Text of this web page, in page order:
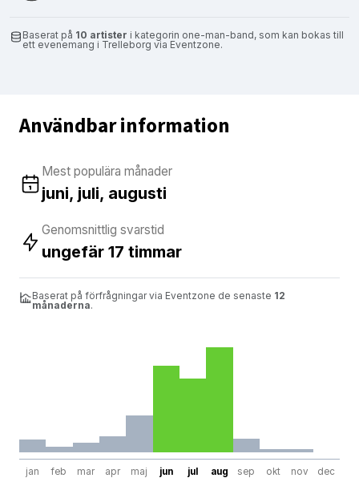
Baserat på 10 artister i kategorin one-man-band, som kan bokas till
ett evenemang i Trelleborg via Eventzone.
Användbar information
Mest populära månader
juni, juli, augusti
Genomsnittlig svarstid
ungefär 17 timmar
Baserat på förfrågningar via Eventzone de senaste 12
månaderna.
jan feb mar apr maj jun jul aug sep okt nov dec